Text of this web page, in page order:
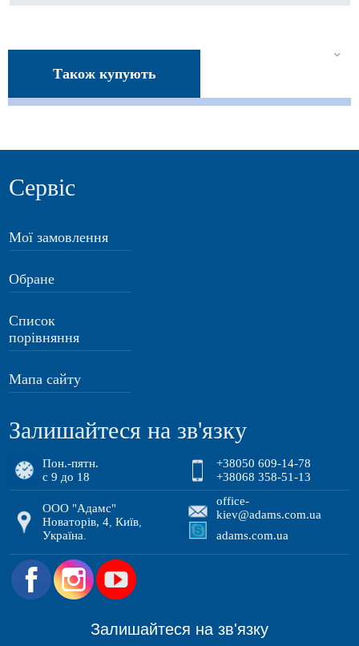
Також купують
Сервіс
Мої замовлення
Обране
Список
порівняння
Мапа сайту
Залишайтеся на зв'язку
Пон.-пятн.
с 9 до 18
+38050 609-14-78
+38068 358-51-13
ООО "Адамс"
Новаторів, 4 ,Київ
Україна
office-
kiev@adams.com.ua
adams.com.ua
.
Залишайтеся на зв'язку